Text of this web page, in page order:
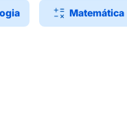
Matemática